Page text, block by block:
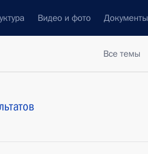
Видео и фото Документы
Все темы